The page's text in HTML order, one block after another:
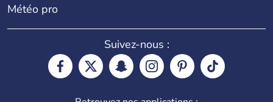
Météo pro
Suivez-nous :